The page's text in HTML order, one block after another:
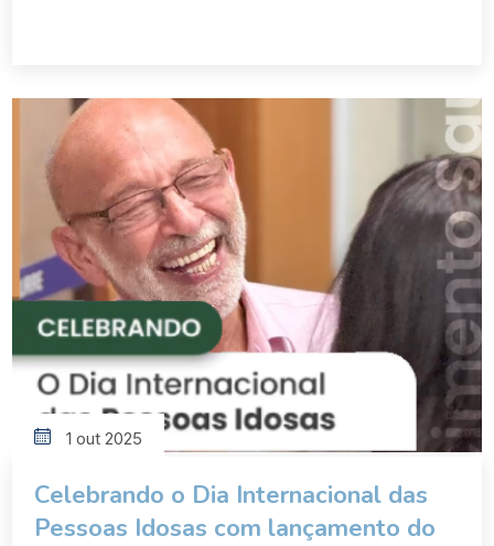
especial, que a longevidade é uma conquista, mas
ainda há muitos obstáculos para que […]
1 out 2025
Celebrando o Dia Internacional das
Pessoas Idosas com lançamento do